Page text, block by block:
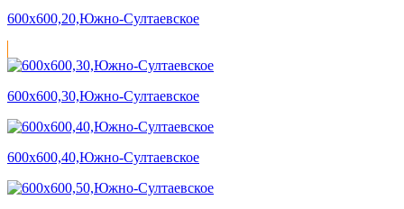
600х600,20,Южно-Султаевское
600х600,30,Южно-Султаевское
600х600,40,Южно-Султаевское